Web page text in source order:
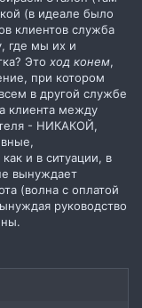
(в идеале было
клиентов служба
где мы их и
Это ход конем,
при котором
в другой службе
клиента между
- НИКАКОЙ,
и в ситуации, в
вынуждает
(волна с оплатой
руководство